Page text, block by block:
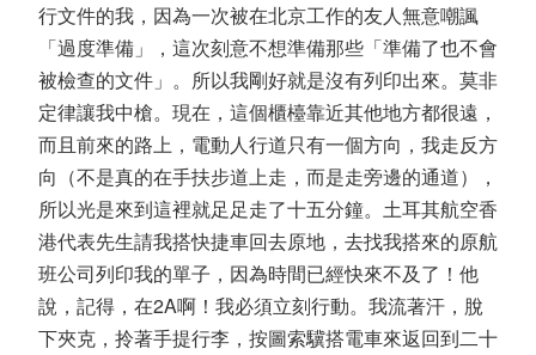
行文件的我，因為一次被在北京工作的友人無意嘲諷
「過度準備」，這次刻意不想準備那些「準備了也不會
被檢查的文件」。所以我剛好就是沒有列印出來。莫非
定律讓我中槍。現在，這個櫃檯靠近其他地方都很遠，
而且前來的路上，電動人行道只有一個方向，我走反方
向（不是真的在手扶步道上走，而是走旁邊的通道），
所以光是來到這裡就足足走了十五分鐘。土耳其航空香
港代表先生請我搭快捷車回去原地，去找我搭來的原航
班公司列印我的單子，因為時間已經快來不及了！他
說，記得，在2A啊！我必須立刻行動。我流著汗，脫
下夾克，拎著手提行李，按圖索驥搭電車來返回到二十